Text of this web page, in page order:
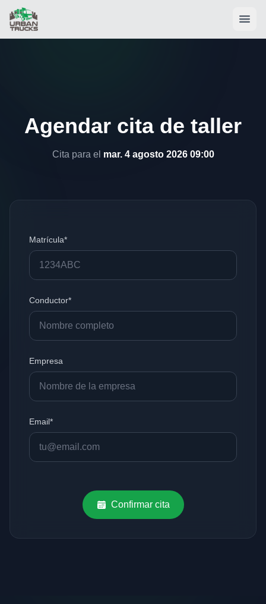
Agendar cita de taller
Cita para el mar. 4 agosto 2026 09:00
Matrícula*
Conductor*
Empresa
Email*
Confirmar cita